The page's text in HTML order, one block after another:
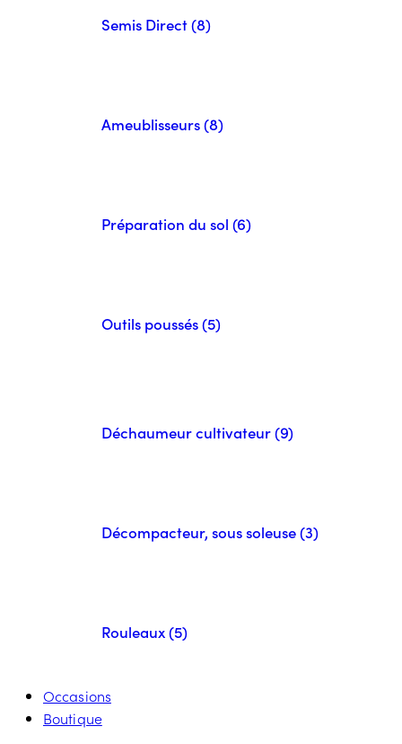
Semis Direct (8)
Ameublisseurs (8)
Préparation du sol (6)
Outils poussés (5)
Déchaumeur cultivateur (9)
Décompacteur, sous soleuse (3)
Rouleaux (5)
Occasions
Boutique